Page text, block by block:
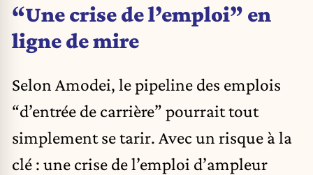
“Une crise de l’emploi” en
ligne de mire
Selon Amodei, le pipeline des emplois
“d’entrée de carrière” pourrait tout
simplement se tarir. Avec un risque à la
clé : une crise de l’emploi d’ampleur